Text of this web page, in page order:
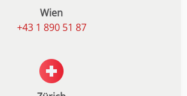
Wien
+43 1 890 51 87